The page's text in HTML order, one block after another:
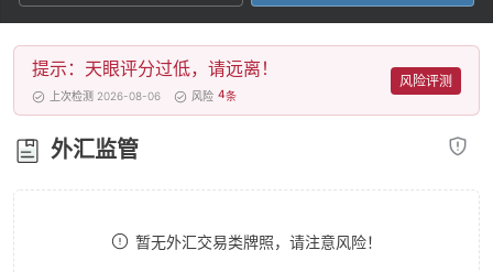
4
5
6
7
3
4
5
6
提示：天眼评分过低，请远离！
上次检测 2026-08-06 风险 4条
风险评测
外汇监管
暂无外汇交易类牌照，请注意风险！